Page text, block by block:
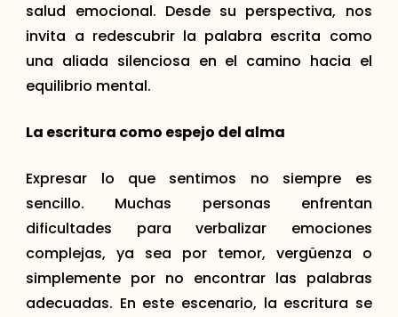
salud emocional. Desde su perspectiva, nos
invita a redescubrir la palabra escrita como
una aliada silenciosa en el camino hacia el
equilibrio mental.
La escritura como espejo del alma
Expresar lo que sentimos no siempre es
sencillo. Muchas personas enfrentan
dificultades para verbalizar emociones
complejas, ya sea por temor, vergüenza o
simplemente por no encontrar las palabras
adecuadas. En este escenario, la escritura se